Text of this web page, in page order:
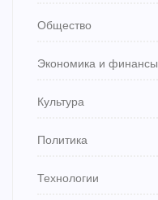
Общество
Экономика и финансы
Культура
Политика
Технологии